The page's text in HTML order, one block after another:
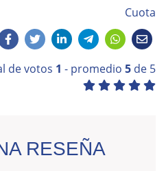
Cuota
de votos 1 - promedio 5 de 5
RESEÑA